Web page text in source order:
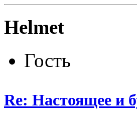
Helmet
Гость
Re: Настоящее и